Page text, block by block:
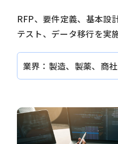
RFP、要件定義、基本設
テスト、データ移行を実施
業界：製造、製薬、商